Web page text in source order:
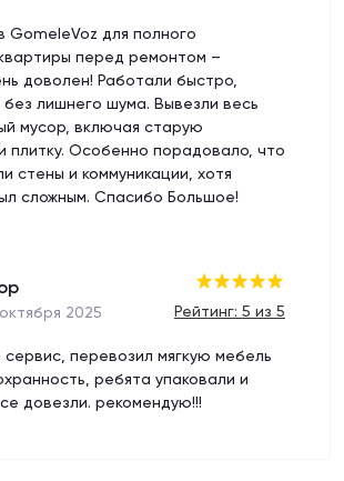
GomeleVoz для полного
перед ремонтом –
доволен! Работали быстро,
без лишнего шума. Вывезли весь
мусор, включая старую
плитку. Особенно порадовало, что
стены и коммуникации, хотя
сложным. Спасибо Большое!
2025 Рейтинг: 5 из 5
перевозил мягкую мебель
ребята упаковали и
довезли. рекомендую!!!